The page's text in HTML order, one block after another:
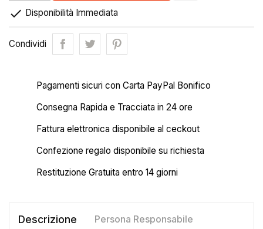
 Disponibilità Immediata
Condividi
Pagamenti sicuri con Carta PayPal Bonifico
Consegna Rapida e Tracciata in 24 ore
Fattura elettronica disponibile al ceckout
Confezione regalo disponibile su richiesta
Restituzione Gratuita entro 14 giorni
Descrizione Persona Responsabile